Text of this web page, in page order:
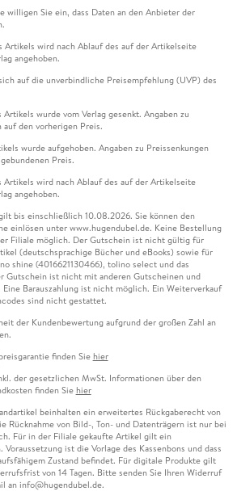
willigen Sie ein, dass Daten an den Anbieter der
Artikels wird nach Ablauf des auf der Artikelseite
angehoben.
auf die unverbindliche Preisempfehlung (UVP) des
wurde vom Verlag gesenkt. Angaben zu
auf den vorherigen Preis.
wurde aufgehoben. Angaben zu Preissenkungen
Preis.
Artikels wird nach Ablauf des auf der Artikelseite
angehoben.
bis einschließlich 10.08.2026. Sie können den
einlösen unter www.hugendubel.de. Keine Bestellung
Filiale möglich. Der Gutschein ist nicht gültig für
(deutschsprachige Bücher und eBooks) sowie für
shine (4016621130466), tolino select und das
Gutschein ist nicht mit anderen Gutscheinen und
Barauszahlung ist nicht möglich. Ein Weiterverkauf
sind nicht gestattet.
der Kundenbewertung aufgrund der großen Zahl an
finden Sie hier
der gesetzlichen MwSt. Informationen über den
finden Sie hier
beinhalten ein erweitertes Rückgaberecht von
Rücknahme von Bild-, Ton- und Datenträgern ist nur bei
Für in der Filiale gekaufte Artikel gilt ein
ist die Vorlage des Kassenbons und dass
Zustand befindet. Für digitale Produkte gilt
von 14 Tagen. Bitte senden Sie Ihren Widerruf
an info@hugendubel.de.